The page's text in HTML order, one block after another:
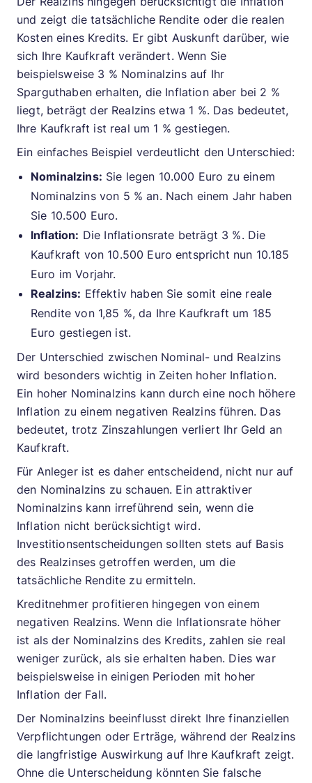
und zeigt die tatsächliche Rendite oder die realen
Kosten eines Kredits. Er gibt Auskunft darüber, wie
sich Ihre Kaufkraft verändert. Wenn Sie
beispielsweise 3 % Nominalzins auf Ihr
Sparguthaben erhalten, die Inflation aber bei 2 %
liegt, beträgt der Realzins etwa 1 %. Das bedeutet,
Ihre Kaufkraft ist real um 1 % gestiegen.
Ein einfaches Beispiel verdeutlicht den Unterschied:
Nominalzins: Sie legen 10.000 Euro zu einem
Nominalzins von 5 % an. Nach einem Jahr haben
Sie 10.500 Euro.
Inflation: Die Inflationsrate beträgt 3 %. Die
Kaufkraft von 10.500 Euro entspricht nun 10.185
Euro im Vorjahr.
Realzins: Effektiv haben Sie somit eine reale
Rendite von 1,85 %, da Ihre Kaufkraft um 185
Euro gestiegen ist.
Der Unterschied zwischen Nominal- und Realzins
wird besonders wichtig in Zeiten hoher Inflation.
Ein hoher Nominalzins kann durch eine noch höhere
Inflation zu einem negativen Realzins führen. Das
bedeutet, trotz Zinszahlungen verliert Ihr Geld an
Kaufkraft.
Für Anleger ist es daher entscheidend, nicht nur auf
den Nominalzins zu schauen. Ein attraktiver
Nominalzins kann irreführend sein, wenn die
Inflation nicht berücksichtigt wird.
Investitionsentscheidungen sollten stets auf Basis
des Realzinses getroffen werden, um die
tatsächliche Rendite zu ermitteln.
Kreditnehmer profitieren hingegen von einem
negativen Realzins. Wenn die Inflationsrate höher
ist als der Nominalzins des Kredits, zahlen sie real
weniger zurück, als sie erhalten haben. Dies war
beispielsweise in einigen Perioden mit hoher
Inflation der Fall.
Der Nominalzins beeinflusst direkt Ihre finanziellen
Verpflichtungen oder Erträge, während der Realzins
die langfristige Auswirkung auf Ihre Kaufkraft zeigt.
Ohne die Unterscheidung könnten Sie falsche